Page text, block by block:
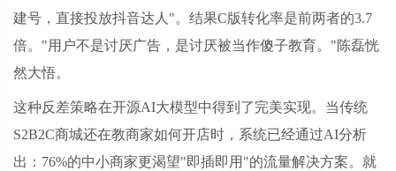
建号，直接投放抖音达人"。结果C版转化率是前两者的3.7
倍。"用户不是讨厌广告，是讨厌被当作傻子教育。"陈磊恍
然大悟。
这种反差策略在开源AI大模型中得到了完美实现。当传统
S2B2C商城还在教商家如何开店时，系统已经通过AI分析
出：76%的中小商家更渴望"即插即用"的流量解决方案。就